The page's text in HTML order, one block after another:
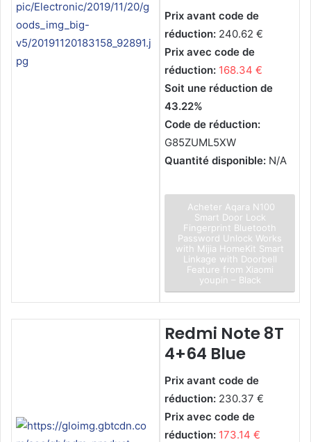
Prix avant code de
réduction: 240.62 €
Prix avec code de
réduction: 168.34 €
Soit une réduction de
43.22%
Code de réduction:
G85ZUML5XW
Quantité disponible: N/A
Acheter Aqara N100
Smart Door Lock
Fingerprint Bluetooth
Password Unlock Works
with Mijia HomeKit Smart
Linkage with Doorbell
Feature from Xiaomi
youpin – Black
Redmi Note 8T
4+64 Blue
Prix avant code de
réduction: 230.37 €
Prix avec code de
réduction: 173.14 €